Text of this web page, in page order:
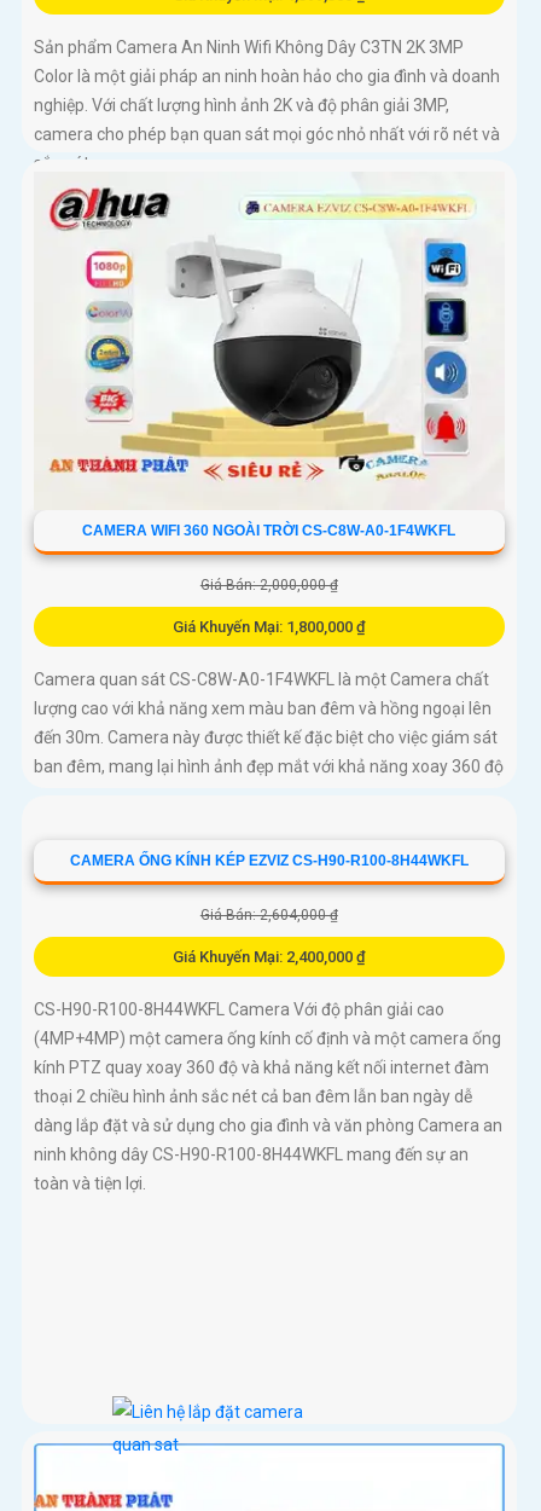
Sản phẩm Camera An Ninh Wifi Không Dây C3TN 2K 3MP
Color là một giải pháp an ninh hoàn hảo cho gia đình và doanh
nghiệp. Với chất lượng hình ảnh 2K và độ phân giải 3MP,
camera cho phép bạn quan sát mọi góc nhỏ nhất với rõ nét và
sắc nét
CAMERA WIFI 360 NGOÀI TRỜI CS-C8W-A0-1F4WKFL
Giá Bán: 2,000,000 ₫
Giá Khuyến Mại: 1,800,000 ₫
Camera quan sát CS-C8W-A0-1F4WKFL là một Camera chất
lượng cao với khả năng xem màu ban đêm và hồng ngoại lên
đến 30m. Camera này được thiết kế đặc biệt cho việc giám sát
ban đêm, mang lại hình ảnh đẹp mắt với khả năng xoay 360 độ
CAMERA ỐNG KÍNH KÉP EZVIZ CS-H90-R100-8H44WKFL
Giá Bán: 2,604,000 ₫
Giá Khuyến Mại: 2,400,000 ₫
CS-H90-R100-8H44WKFL Camera Với độ phân giải cao
(4MP+4MP) một camera ống kính cố định và một camera ống
kính PTZ quay xoay 360 độ và khả năng kết nối internet đàm
thoại 2 chiều hình ảnh sắc nét cả ban đêm lẫn ban ngày dễ
dàng lắp đặt và sử dụng cho gia đình và văn phòng Camera an
ninh không dây CS-H90-R100-8H44WKFL mang đến sự an
toàn và tiện lợi.